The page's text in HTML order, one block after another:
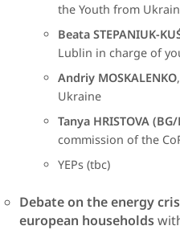
the Youth from
​Beata STEPANIUK-
Lublin in charge of
Andriy MOSKALENKO
Ukraine
Tanya HRISTOV​A (BG/
commission of the
YEPs (tbc)
Debate on the energy
european households